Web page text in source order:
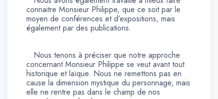
connaitre Monsieur Philippe, que ce soit par le
moyen de conférences et d’expositions, mais
également par des publications.
Nous tenons à préciser que notre approche
concernant Monsieur Philippe se veut avant tout
historique et laïque. Nous ne remettons pas en
cause la dimension mystique du personnage, mais
elle ne rentre pas dans le champ de nos